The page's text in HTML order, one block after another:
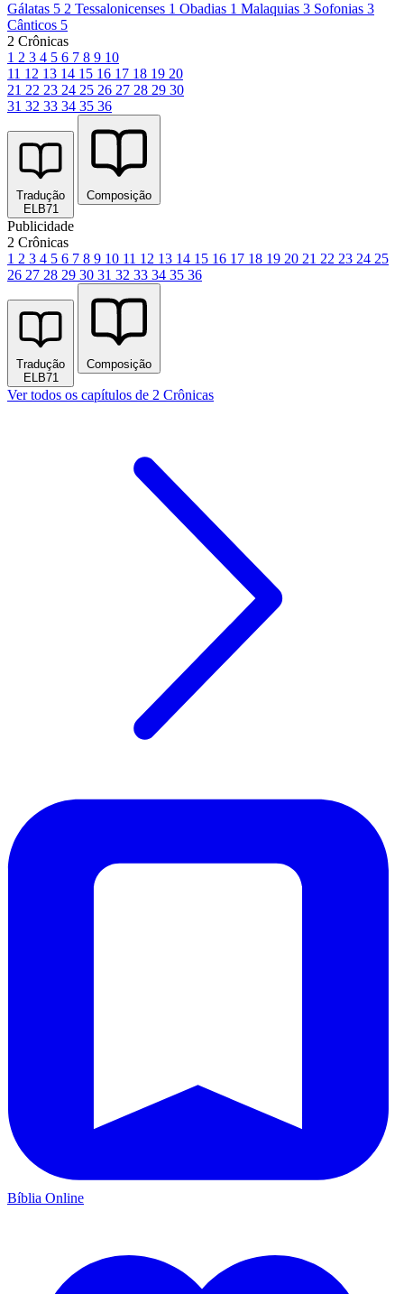
Gálatas 5 2 Tessalonicenses 1 Obadias 1 Malaquias 3 Sofonias 3
Cânticos 5
2 Crônicas
1 2 3 4 5 6 7 8 9 10
11 12 13 14 15 16 17 18 19 20
21 22 23 24 25 26 27 28 29 30
31 32 33 34 35 36
Tradução
ELB71
Composição
Publicidade
2 Crônicas
1 2 3 4 5 6 7 8 9 10 11 12 13 14 15 16 17 18 19 20 21 22 23 24 25
26 27 28 29 30 31 32 33 34 35 36
Tradução
ELB71
Composição
Ver todos os capítulos de 2 Crônicas
Bíblia Online